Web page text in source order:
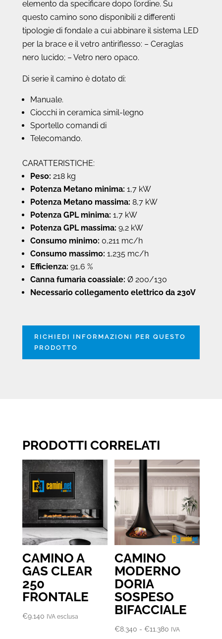
elemento da specificare dopo l’ordine. Su
questo camino sono disponibili 2 differenti
tipologie di fondale a cui abbinare il sistema LED
per la brace e il vetro antiriflesso: – Ceraglas
nero lucido; – Vetro nero opaco.
Di serie il camino è dotato di:
Manuale.
Ciocchi in ceramica simil-legno
Sportello comandi di
Telecomando.
CARATTERISTICHE:
Peso: 218 kg
Potenza Metano minima: 1,7 kW
Potenza Metano massima: 8,7 kW
Potenza GPL minima: 1,7 kW
Potenza GPL massima: 9,2 kW
Consumo minimo: 0,211 mc/h
Consumo massimo: 1,235 mc/h
Efficienza: 91,6 %
Canna fumaria coassiale: Ø 200/130
Necessario collegamento elettrico da 230V
RICHIEDI INFORMAZIONI PER QUESTO
PRODOTTO
PRODOTTI CORRELATI
CAMINO A
GAS CLEAR
250
FRONTALE
€9.140 IVA esclusa
CAMINO
MODERNO
DORIA
SOSPESO
BIFACCIALE
€8.340 - €11.380 Fascia
IVA